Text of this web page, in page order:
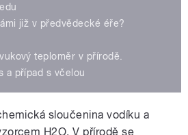
již v předvědecké éře?
teploměr v přírodě.
a případ s včelou
sloučenina vodíku a
H2O. V přírodě se